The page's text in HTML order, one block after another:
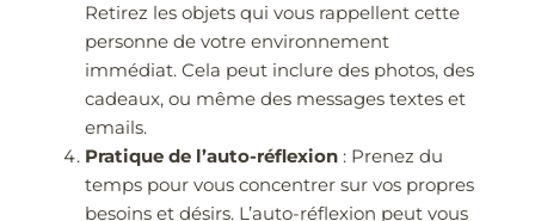
Retirez les objets qui vous rappellent cette
personne de votre environnement
immédiat. Cela peut inclure des photos, des
cadeaux, ou même des messages textes et
emails.
Pratique de l’auto-réflexion : Prenez du
temps pour vous concentrer sur vos propres
besoins et désirs. L’auto-réflexion peut vous